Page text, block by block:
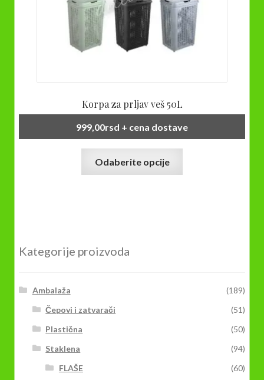
Korpa za prljav veš 50L
999,00rsd + cena dostave
Odaberite opcije
Kategorije proizvoda
Ambalaža
(189)
Čepovi i zatvarači
(51)
Plastična
(50)
Staklena
(94)
FLAŠE
(60)